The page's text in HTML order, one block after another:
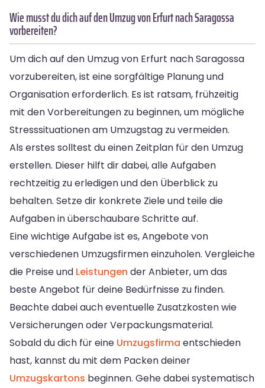
Wie musst du dich auf den Umzug von Erfurt nach Saragossa
vorbereiten?
Um dich auf den Umzug von Erfurt nach Saragossa
vorzubereiten, ist eine sorgfältige Planung und
Organisation erforderlich. Es ist ratsam, frühzeitig
mit den Vorbereitungen zu beginnen, um mögliche
Stresssituationen am Umzugstag zu vermeiden.
Als erstes solltest du einen Zeitplan für den Umzug
erstellen. Dieser hilft dir dabei, alle Aufgaben
rechtzeitig zu erledigen und den Überblick zu
behalten. Setze dir konkrete Ziele und teile die
Aufgaben in überschaubare Schritte auf.
Eine wichtige Aufgabe ist es, Angebote von
verschiedenen Umzugsfirmen einzuholen. Vergleiche
die Preise und Leistungen der Anbieter, um das
beste Angebot für deine Bedürfnisse zu finden.
Beachte dabei auch eventuelle Zusatzkosten wie
Versicherungen oder Verpackungsmaterial.
Sobald du dich für eine Umzugsfirma entschieden
hast, kannst du mit dem Packen deiner
Umzugskartons beginnen. Gehe dabei systematisch